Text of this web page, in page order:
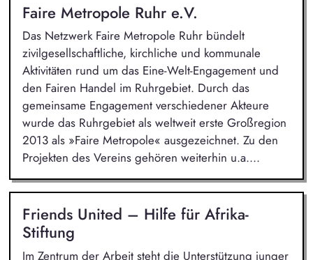
Faire Metropole Ruhr e.V.
Das Netzwerk Faire Metropole Ruhr bündelt
zivilgesellschaftliche, kirchliche und kommunale
Aktivitäten rund um das Eine-Welt-Engagement und
den Fairen Handel im Ruhrgebiet. Durch das
gemeinsame Engagement verschiedener Akteure
wurde das Ruhrgebiet als weltweit erste Großregion
2013 als »Faire Metropole« ausgezeichnet. Zu den
Projekten des Vereins gehören weiterhin u.a....
Friends United – Hilfe für Afrika-
Stiftung
Im Zentrum der Arbeit steht die Unterstützung junger